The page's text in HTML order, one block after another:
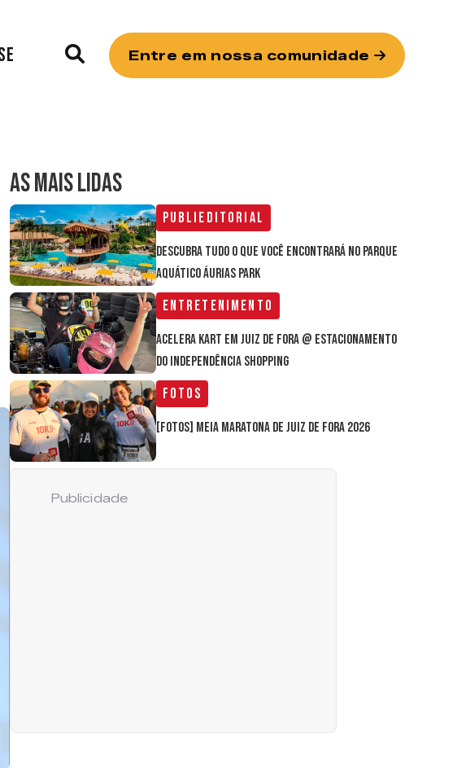
Entre em nossa comunidade
AS MAIS LIDAS
Publieditorial
Descubra tudo o que você encontrará no parque
aquático Áurias Park
Entretenimento
Acelera Kart em Juiz de Fora @ estacionamento
do Independência Shopping
Fotos
[FOTOS] Meia Maratona de Juiz de Fora 2026
Publicidade